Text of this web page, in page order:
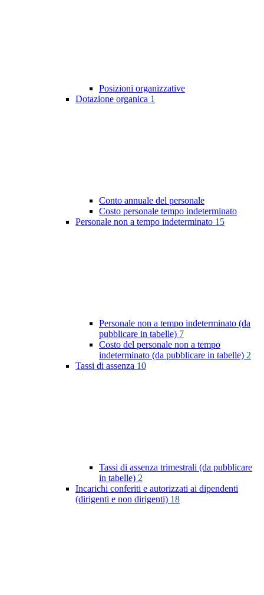
Posizioni organizzative
Dotazione organica 1
Conto annuale del personale
Costo personale tempo indeterminato
Personale non a tempo indeterminato 15
Personale non a tempo indeterminato (da
pubblicare in tabelle) 7
Costo del personale non a tempo
indeterminato (da pubblicare in tabelle) 2
Tassi di assenza 10
Tassi di assenza trimestrali (da pubblicare
in tabelle) 2
Incarichi conferiti e autorizzati ai dipendenti
(dirigenti e non dirigenti) 18